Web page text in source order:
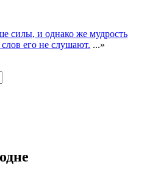
силы, и однако же мудрость
слов его не слушают. ...»